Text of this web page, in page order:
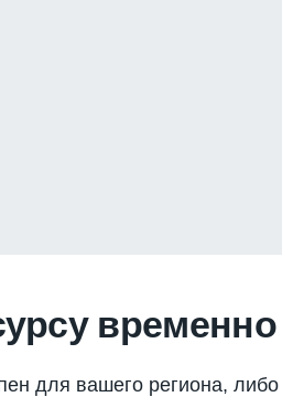
для вашего региона,